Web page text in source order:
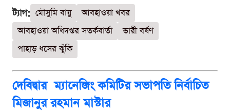
ট্যাগ: মৌসুমি বায়ু
আবহাওয়া খবর
আবহাওয়া অধিদপ্তর সতর্কবার্তা
ভারী বর্ষণ
পাহাড় ধসের ঝুঁকি
দেবিদ্বার ম্যানেজিং কমিটির সভাপতি নির্বাচিত
মিজানুর রহমান মাস্টার